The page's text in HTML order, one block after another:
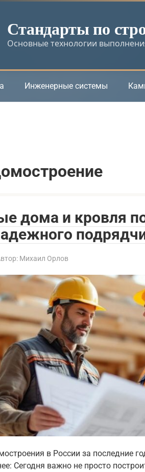
Стандарты по
Основные технологии
Инженерные системы
дома и кровля
Михаил Орлов
в России за последние
Сегодня важно не просто